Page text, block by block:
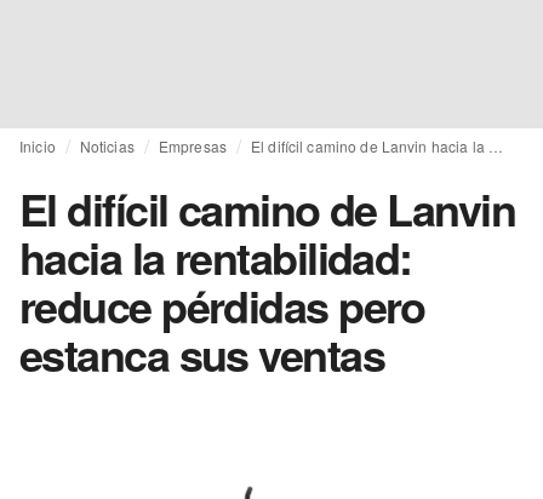
Inicio Noticias Empresas
El difícil camino de Lanvin
hacia la rentabilidad:
reduce pérdidas pero
estanca sus ventas